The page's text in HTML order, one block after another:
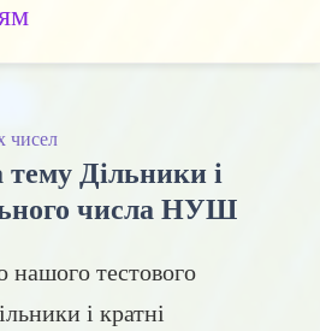
чисел
Дільники і
числа НУШ
тестового
і кратні